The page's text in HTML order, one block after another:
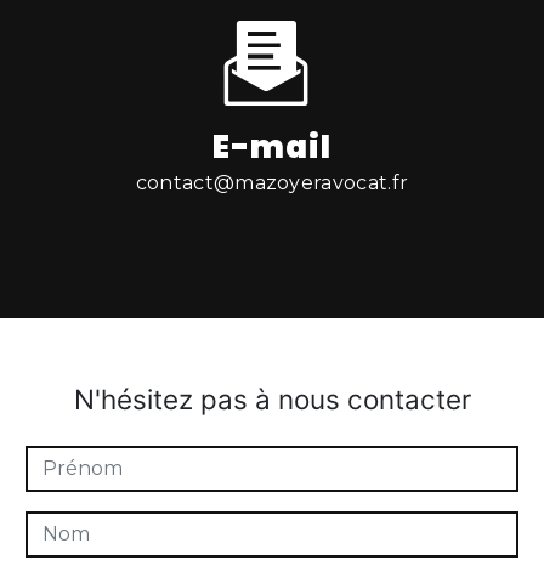
E-mail
contact@mazoyeravocat.fr
N'hésitez pas à nous contacter